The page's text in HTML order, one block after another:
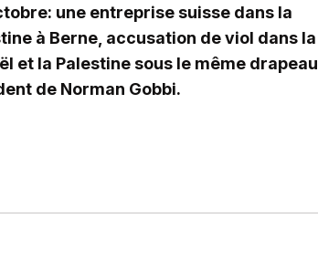
une entreprise suisse dans la
à Berne, accusation de viol dans la
et la Palestine sous le même drapeau
de Norman Gobbi.